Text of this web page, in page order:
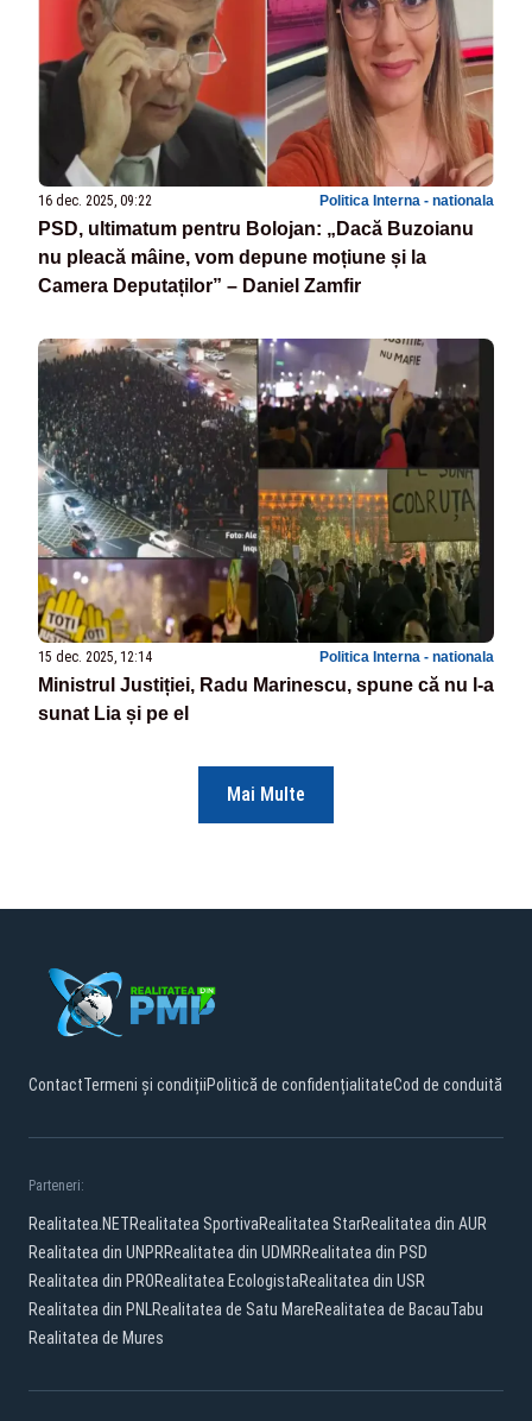
16 dec. 2025, 09:22 Politica Interna - nationala
PSD, ultimatum pentru Bolojan: „Dacă Buzoianu
nu pleacă mâine, vom depune moțiune și la
Camera Deputaților” – Daniel Zamfir
15 dec. 2025, 12:14 Politica Interna - nationala
Ministrul Justiției, Radu Marinescu, spune că nu l-a
sunat Lia și pe el
Mai Multe
ContactTermeni și condițiiPolitică de confidențialitateCod de conduită
Parteneri:
Realitatea.NETRealitatea SportivaRealitatea StarRealitatea din AUR
Realitatea din UNPRRealitatea din UDMRRealitatea din PSD
Realitatea din PRORealitatea EcologistaRealitatea din USR
Realitatea din PNLRealitatea de Satu MareRealitatea de BacauTabu
Realitatea de Mures